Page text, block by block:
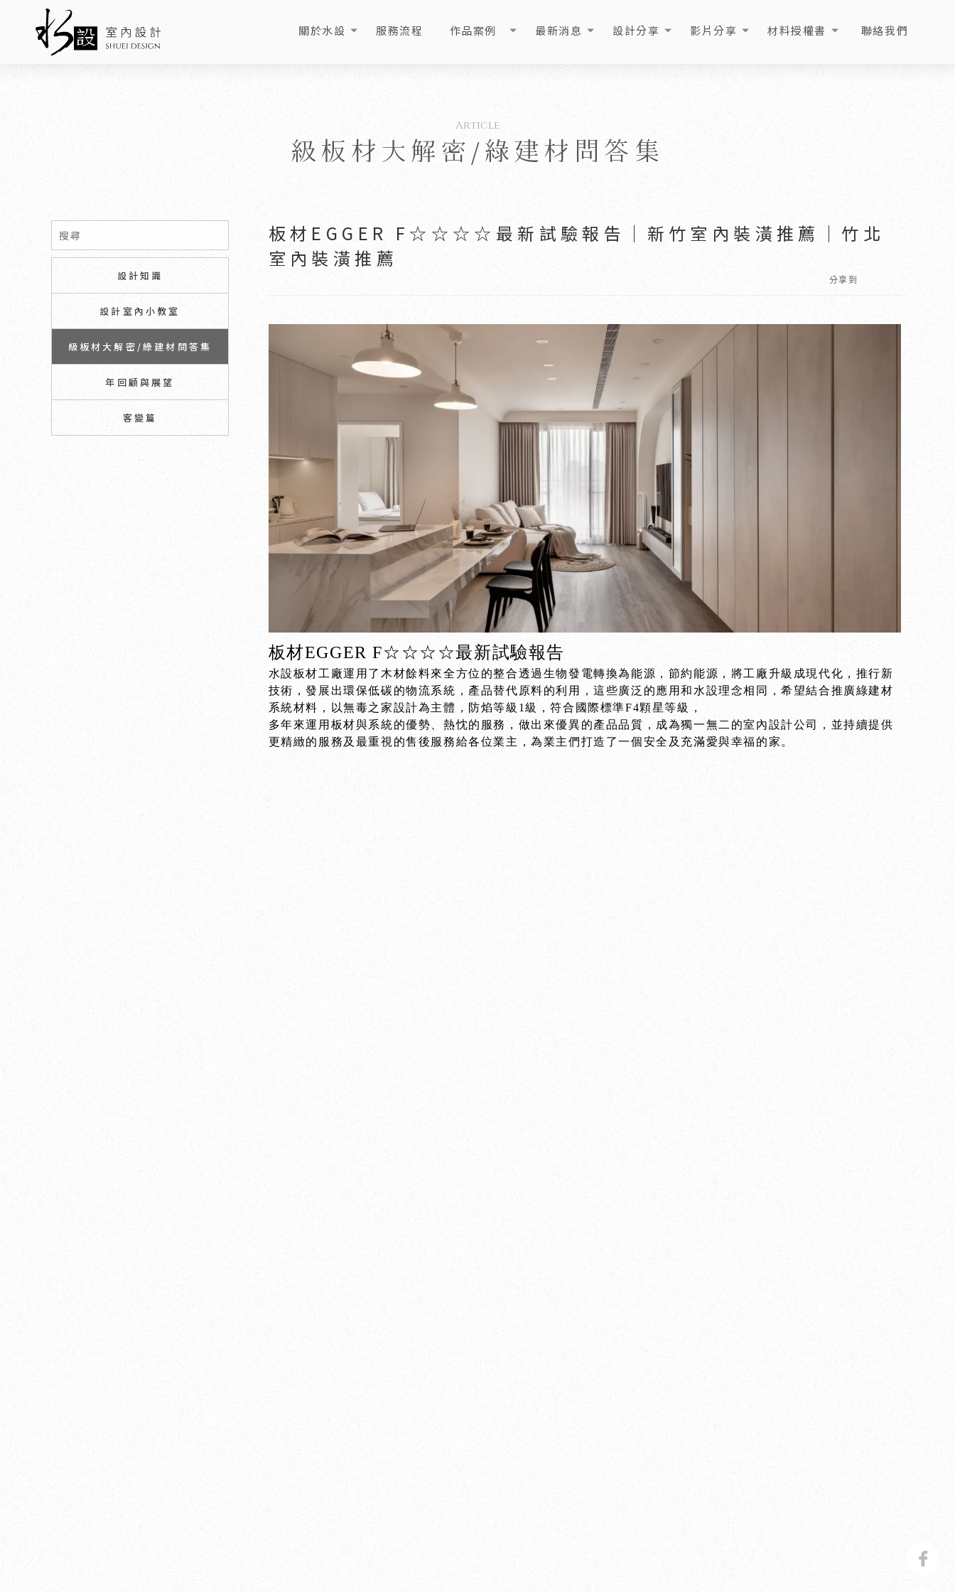
關於水設 服務流程 作品案例 最新消息 設計分享 影片分享 材料授權書 聯絡我們
級板材大解密/綠建材問答集
設計知識
設計室內小教室
級板材大解密/綠建材問答集
年回顧與展望
客變篇
板材EGGER F☆☆☆☆最新試驗報告｜新竹室內裝潢推薦｜竹北
室內裝潢推薦
分享到
板材EGGER F☆☆☆☆最新試驗報告
水設板材工廠運用了木材餘料來全方位的整合透過生物發電轉換為能源，節約能源，將工廠升級成現代化，推行新
技術，發展出環保低碳的物流系統，產品替代原料的利用，這些廣泛的應用和水設理念相同，希望結合推廣綠建材
系統材料，以無毒之家設計為主體，防焰等級1級，符合國際標準F4顆星等級，
多年來運用板材與系統的優勢、熱忱的服務，做出來優異的產品品質，成為獨一無二的室內設計公司，並持續提供
更精緻的服務及最重視的售後服務給各位業主，為業主們打造了一個安全及充滿愛與幸福的家。